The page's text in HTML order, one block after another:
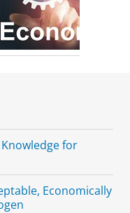
Knowledge for
Economically